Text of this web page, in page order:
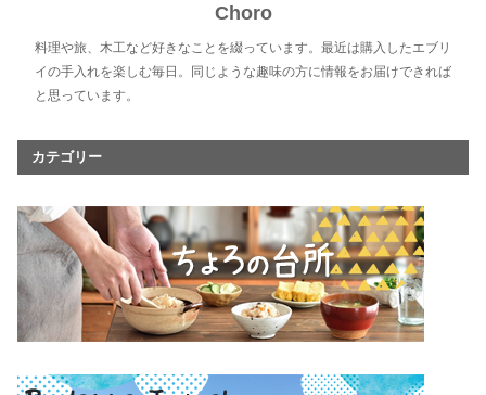
Choro
料理や旅、木工など好きなことを綴っています。最近は購入したエブリ
イの手入れを楽しむ毎日。同じような趣味の方に情報をお届けできれば
と思っています。
カテゴリー